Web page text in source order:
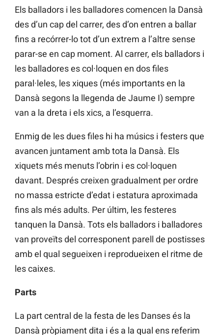
Els balladors i les balladores comencen la Dansà
des d’un cap del carrer, des d’on entren a ballar
fins a recórrer-lo tot d’un extrem a l’altre sense
parar-se en cap moment. Al carrer, els balladors i
les balladores es col·loquen en dos files
paral·leles, les xiques (més importants en la
Dansà segons la llegenda de Jaume I) sempre
van a la dreta i els xics, a l’esquerra.
Enmig de les dues files hi ha músics i festers que
avancen juntament amb tota la Dansà. Els
xiquets més menuts l’obrin i es col·loquen
davant. Després creixen gradualment per ordre
no massa estricte d’edat i estatura aproximada
fins als més adults. Per últim, les festeres
tanquen la Dansà. Tots els balladors i balladores
van proveïts del corresponent parell de postisses
amb el qual segueixen i reprodueixen el ritme de
les caixes.
Parts
La part central de la festa de les Danses és la
Dansà pròpiament dita i és a la qual ens referim